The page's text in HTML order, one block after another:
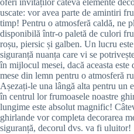
oferi invitaților câteva elemente
uscate: vor avea parte de amintiri
timp! Pentru o atmosferă caldă, ne
disponibilă într-o paletă de culori
roșu, piersic și galben. Un lucru
siguranță nuanța care vi se
în mijlocul mesei, dacă aceasta
mese din lemn pentru o atmosferă
Așezați-le una lângă alta pentru un
în centrul lor frumoasele noastre
lungime este absolut magnific!
ghirlande vor completa decorarea
siguranță, decorul dvs. va fi uluitor!